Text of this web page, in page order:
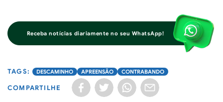
Receba notícias diariamente no seu WhatsApp!
DESCAMINHO APREENSÃO CONTRABANDO
COMPARTILHE